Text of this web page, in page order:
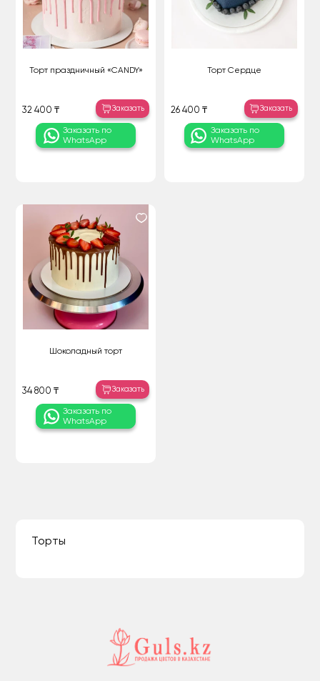
Торт праздничный «CANDY»
32 400 ₸ Заказать
Заказать по
WhatsApp
Торт Сердце
26 400 ₸ Заказать
Заказать по
WhatsApp
Шоколадный торт
34 800 ₸ Заказать
Заказать по
WhatsApp
Торты